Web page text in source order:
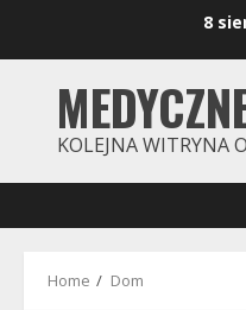
8
KOLEJNA WITRYNA
Home Dom